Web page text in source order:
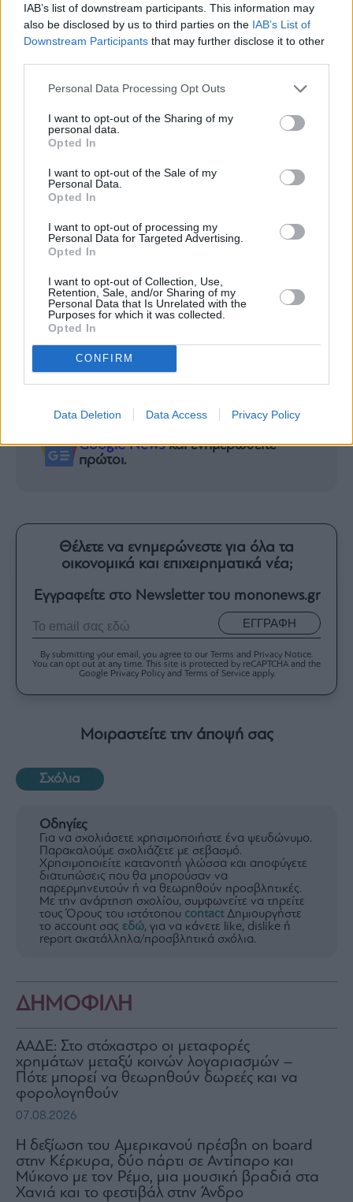
IAB’s list of downstream participants. This information may
also be disclosed by us to third parties on the IAB’s List of
Downstream Participants that may further disclose it to other
Personal Data Processing Opt Outs
I want to opt-out of the Sharing of my
personal data.
Opted In
I want to opt-out of the Sale of my
Personal Data.
Opted In
I want to opt-out of processing my
Personal Data for Targeted Advertising.
Opted In
I want to opt-out of Collection, Use,
Retention, Sale, and/or Sharing of my
Personal Data that Is Unrelated with the
Purposes for which it was collected.
Opted In
CONFIRM
Data Deletion Data Access Privacy Policy
ένα έργο, οφείλει να το ολοκληρώνει»
ΕΙΔΗΣΕΙΣ ΣΗΜΕΡΑ
Ουρές και καθυστερήσεις στο Τελωνείο
Ευζώνων, στο ρεύμα εξόδου από την Ελλάδα
Μοτζτάμπα Χαμενεΐ – Οι φήμες για την υγεία
του
Σκέρτσος: Δεν προκύπτει ότι 7 στους 10
Έλληνες έχουν καταθέσεις κάτω από 1.000
ευρώ
Καιρός: Θυελλώδεις άνεμοι έως 9 μποφόρ
τη Δευτέρα – Σε επιφυλακή η Πολιτική
Προστασία
Google Newsκαι ενημερωθείτε
πρώτοι.
Θέλετε να ενημερώνεστε για όλα τα
οικονομικά και επιχειρηματικά νέα;
Εγγραφείτε στο Newsletter του mononews.gr
ΕΓΓΡΑΦΗ
By submitting your email, you agree to our Terms and Privacy Notice.
You can opt out at any time. This site is protected by reCAPTCHA and the
Google Privacy Policy and Terms of Service apply.
Μοιραστείτε την άποψή σας
Σχόλια
Οδηγίες
Για να σχολιάσετε χρησιμοποιήστε ένα ψευδώνυμο.
Παρακαλούμε σχολιάζετε με σεβασμό.
Χρησιμοποιείτε κατανοητή γλώσσα και αποφύγετε
διατυπώσεις που θα μπορούσαν να
παρερμηνευτούν ή να θεωρηθούν προσβλητικές.
Με την ανάρτηση σχολίου, συμφωνείτε να τηρείτε
τους Όρους του ιστότοπου contactΔημιουργήστε
το account σας εδώ, για να κάνετε like, dislike ή
report ακατάλληλα/προσβλητικά σχόλια.
ΔΗΜΟΦΙΛΗ
ΑΑΔΕ: Στο στόχαστρο οι μεταφορές
χρημάτων μεταξύ κοινών λογαριασμών –
Πότε μπορεί να θεωρηθούν δωρεές και να
φορολογηθούν
07.08.2026
H δεξίωση του Αμερικανού πρέσβη on board
στην Κέρκυρα, δύο πάρτι σε Αντίπαρο και
Μύκονο με τον Ρέμο, μια μουσική βραδιά στα
Χανιά και το φεστιβάλ στην Άνδρο